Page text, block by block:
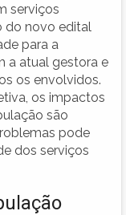
serviços
do novo edital
para a
a atual gestora e
os envolvidos.
os impactos
são
pode
dos serviços